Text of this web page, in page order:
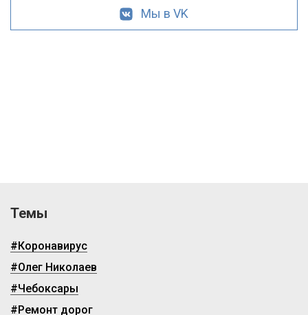
Мы в VK
Темы
#Коронавирус
#Олег Николаев
#Чебоксары
#Ремонт дорог